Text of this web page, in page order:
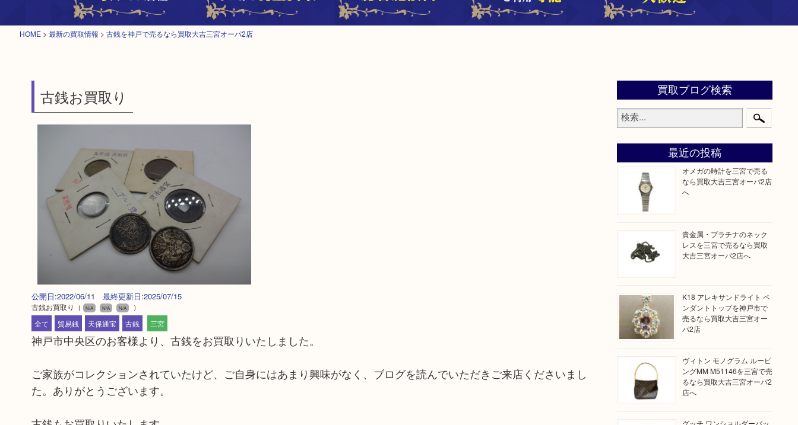
HOME > 最新の買取情報 > 古銭を神戸で売るなら買取大吉三宮オーパ2店
古銭お買取り
公開日:2022/06/11 最終更新日:2025/07/15
古銭お買取り （ N/A N/A N/A
）
全て
貿易銭 天保通宝 古銭 三宮
神戸市中央区のお客様より、古銭をお買取りいたしました。
ご家族がコレクションされていたけど、ご自身にはあまり興味がなく、ブログを読んでいただきご来店くださいまし
た。ありがとうございます。
買取ブログ検索
最近の投稿
オメガの時計を三宮で売る
なら買取大吉三宮オーパ2店
へ
貴金属・プラチナのネック
レスを三宮で売るなら買取
大吉三宮オーパ2店へ
K18 アレキサンドライト ペ
ンダントトップを神戸市で
売るなら買取大吉三宮オー
パ2店
ヴィトン モノグラム ルーピ
ングMM M51146を三宮で売
るなら買取大吉三宮オーパ2
店へ